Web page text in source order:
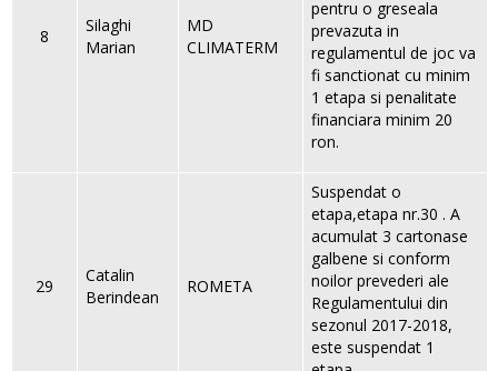
8
Silaghi
Marian
MD
CLIMATERM
pentru o greseala
prevazuta in
regulamentul de joc va
fi sanctionat cu minim
1 etapa si penalitate
financiara minim 20
ron.
29
Catalin
Berindean
ROMETA
Suspendat o
etapa,etapa nr.30 . A
acumulat 3 cartonase
galbene si conform
noilor prevederi ale
Regulamentului din
sezonul 2017-2018,
este suspendat 1